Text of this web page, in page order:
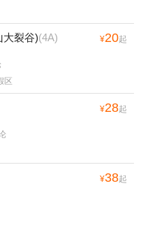
大裂谷)(4A) ¥20起
区
¥28起
¥38起